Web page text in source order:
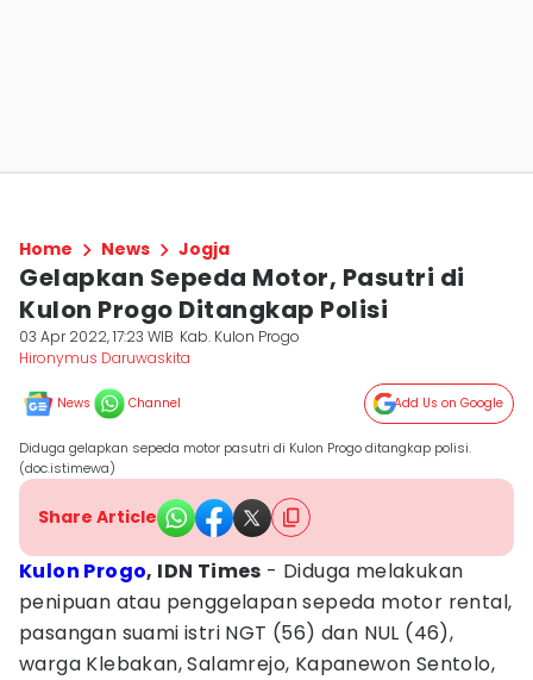
Home News Jogja
Gelapkan Sepeda Motor, Pasutri di
Kulon Progo Ditangkap Polisi
03 Apr 2022, 17:23 WIB Kab. Kulon Progo
Hironymus Daruwaskita
News Channel Add Us on Google
Diduga gelapkan sepeda motor pasutri di Kulon Progo ditangkap polisi.
(doc.istimewa)
Share Article
Kulon Progo, IDN Times - ‎Diduga melakukan
penipuan atau penggelapan sepeda motor rental,
pasangan suami istri NGT (56) dan NUL (46),
warga Klebakan, Salamrejo, Kapanewon Sentolo,